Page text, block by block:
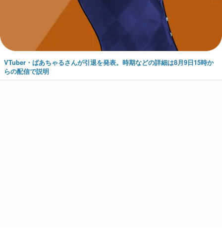
VTuber・ばあちゃるさんが引退を発表。時期などの詳細は8月9日15時か
らの配信で説明